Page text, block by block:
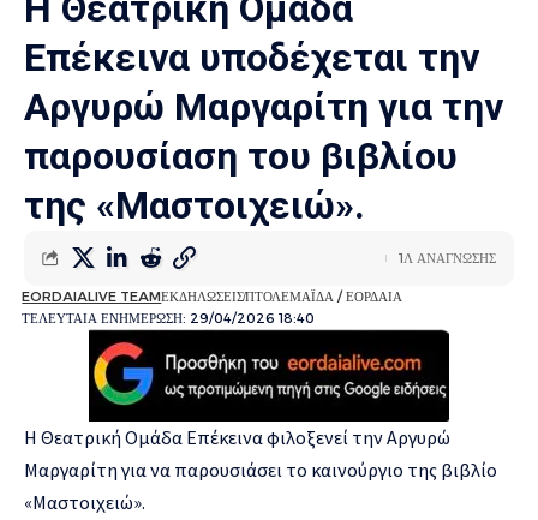
Επέκεινα υποδέχεται την
Αργυρώ Μαργαρίτη για την
παρουσίαση του βιβλίου
της «Μαστοιχειώ».
ΤΕΛΕΥΤΑΙΑ ΕΝΗΜΕΡΩΣΗ: 29/04/2026 18:40
EORDAIALIVE TEAMΕΚΔΗΛΩΣΕΙΣΠΤΟΛΕΜΑΪΔΑ / ΕΟΡΔΑΙΑ
1Λ ΑΝΑΓΝΩΣΗΣ
Η Θεατρική Ομάδα Επέκεινα φιλοξενεί την Αργυρώ
Μαργαρίτη για να παρουσιάσει το καινούργιο της βιβλίο
«Μαστοιχειώ».